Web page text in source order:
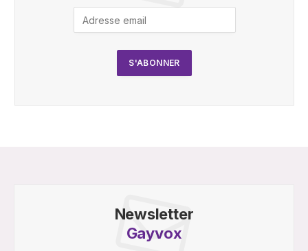
Newsletter
Gayvox